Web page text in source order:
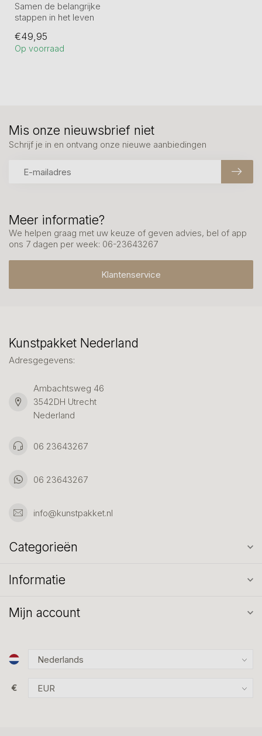
Samen de belangrijke
stappen in het leven
of trouwen tot ...
€49,95
Op voorraad
Meer informatie?
We helpen graag met uw keuze of geven advies, bel of app
ons 7 dagen per week: 06-23643267
Klantenservice
Mis onze nieuwsbrief niet
Schrijf je in en ontvang onze nieuwe aanbiedingen
Kunstpakket Nederland
Adresgegevens:
Ambachtsweg 46
3542DH Utrecht
Nederland
06 23643267
06 23643267
info@kunstpakket.nl
Categorieën
Informatie
Mijn account
€